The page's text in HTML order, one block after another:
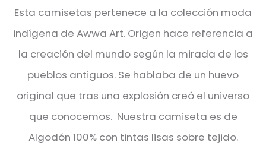
Esta camisetas pertenece a la colección moda
indígena de Awwa Art. Origen hace referencia a
la creación del mundo según la mirada de los
pueblos antiguos. Se hablaba de un huevo
original que tras una explosión creó el universo
que conocemos. Nuestra camiseta es de
Algodón 100% con tintas lisas sobre tejido.